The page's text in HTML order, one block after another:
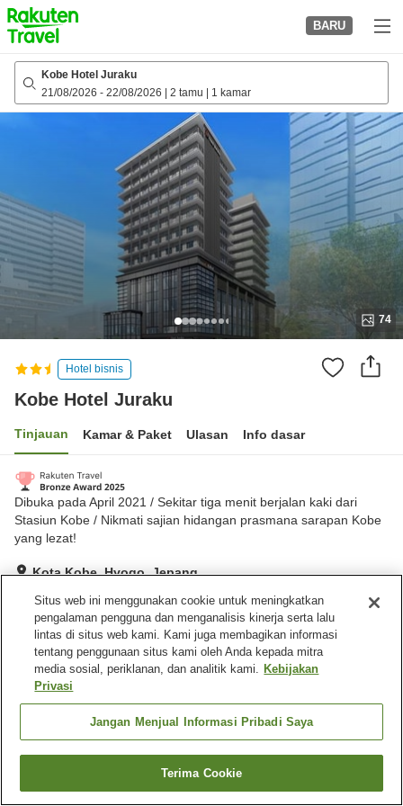
to
top
page
BARU
Kobe Hotel Juraku
21/08/2026 - 22/08/2026 2 tamu 1 kamar
74
Hotel bisnis
Kobe Hotel Juraku
Tinjauan Kamar & Paket Ulasan Info dasar
Dibuka pada April 2021 / Sekitar tiga menit berjalan kaki dari
Stasiun Kobe / Nikmati sajian hidangan prasmana sarapan Kobe
yang lezat!
Kota Kobe, Hyogo, Jepang
Hebat Ulasan:1,472
Fasilitas properti
Laundry berbayar
Pengiriman ke rumah
Cari kamar
Situs web ini menggunakan cookie untuk meningkatkan
pengalaman pengguna dan menganalisis kinerja serta lalu
lintas di situs web kami. Kami juga membagikan informasi
tentang penggunaan situs kami oleh Anda kepada mitra
media sosial, periklanan, dan analitik kami. Kebijakan
Privasi
Jangan Menjual Informasi Pribadi Saya
Terima Cookie